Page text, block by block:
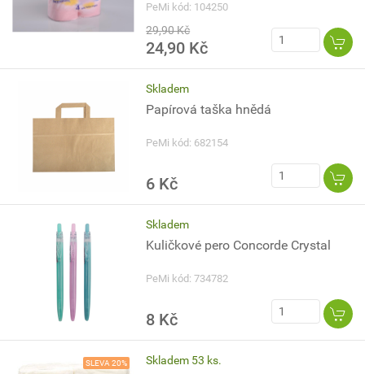
PeMi kód: 104250
29,90 Kč
24,90 Kč
Skladem
Papírová taška hnědá
PeMi kód: 682154
6 Kč
Skladem
Kuličkové pero Concorde Crystal
PeMi kód: 734782
8 Kč
SLEVA 20% Skladem 53 ks.